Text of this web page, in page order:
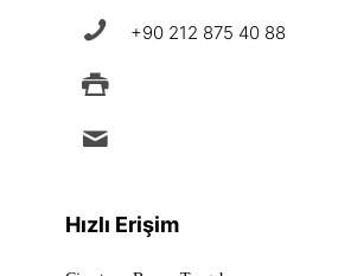
+90 212 875 40 88
Hızlı Erişim